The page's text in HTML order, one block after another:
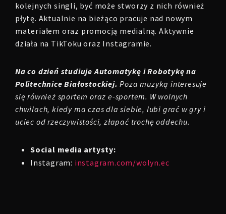
kolejnych singli, być może stworzy z nich również
płytę. Aktualnie na bieżąco pracuje nad nowym
materiałem oraz promocją medialną. Aktywnie
działa na TikToku oraz Instagramie.
Na co dzień studiuje Automatykę i Robotykę na
Politechnice Białostockiej. Poza muzyką interesuje
się również sportem oraz e-sportem. W wolnych
chwilach, kiedy ma czas dla siebie, lubi grać w gry i
uciec od rzeczywistości, złapać trochę oddechu.
Social media artysty:
Instagram: instagram.com/wolyn.ec